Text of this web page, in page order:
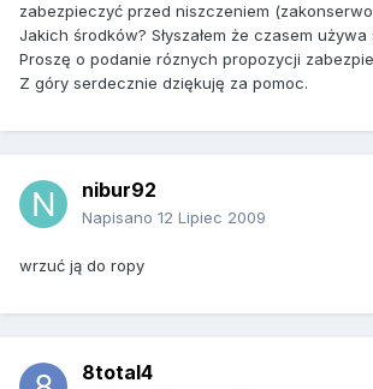
zabezpieczyć przed niszczeniem
Jakich środków? Słyszałem że czasem
Proszę o podanie róznych propozycji
Z góry serdecznie dziękuję za pomoc.
nibur92
Napisano 12 Lipiec 2009
wrzuć ją do ropy
8total4